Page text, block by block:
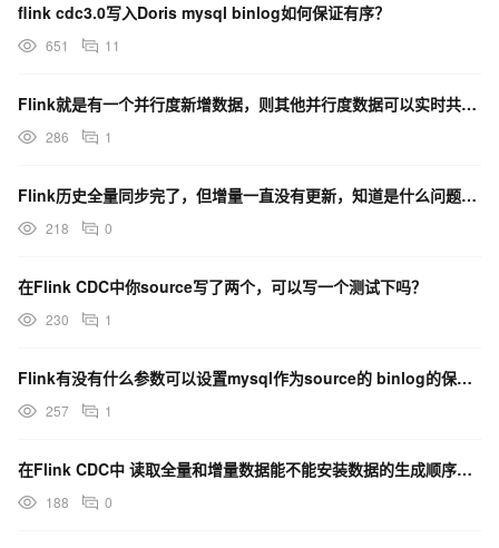
flink cdc3.0写入Doris mysql binlog如何保证有序？
651 11
Flink就是有一个并行度新增数据，则其他并行度数据可以实时共享吗？
286 1
Flink历史全量同步完了，但增量一直没有更新，知道是什么问题吗？
218 0
在Flink CDC中你source写了两个，可以写一个测试下吗？
230 1
Flink有没有什么参数可以设置mysql作为source的 binlog的保存时长？
257 1
在Flink CDC中 读取全量和增量数据能不能安装数据的生成顺序输出？
188 0